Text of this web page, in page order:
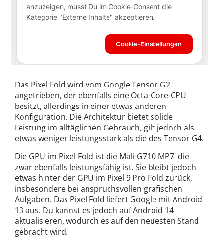
Das Pixel Fold wird vom Google Tensor G2
angetrieben, der ebenfalls eine Octa-Core-CPU
besitzt, allerdings in einer etwas anderen
Konfiguration. Die Architektur bietet solide
Leistung im alltäglichen Gebrauch, gilt jedoch als
etwas weniger leistungsstark als die des Tensor G4.
Die GPU im Pixel Fold ist die Mali-G710 MP7, die
zwar ebenfalls leistungsfähig ist. Sie bleibt jedoch
etwas hinter der GPU im Pixel 9 Pro Fold zurück,
insbesondere bei anspruchsvollen grafischen
Aufgaben. Das Pixel Fold liefert Google mit Android
13 aus. Du kannst es jedoch auf Android 14
aktualisieren, wodurch es auf den neuesten Stand
gebracht wird.